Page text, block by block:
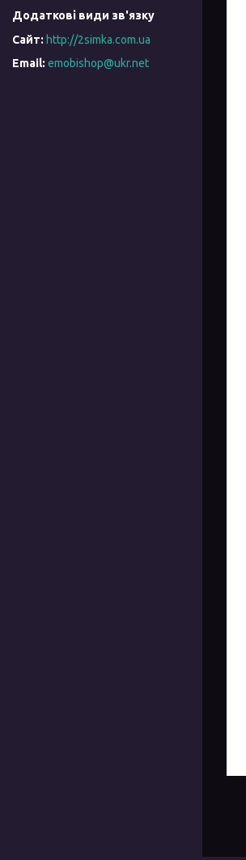
http://2simka.com.ua
emobishop@ukr.net